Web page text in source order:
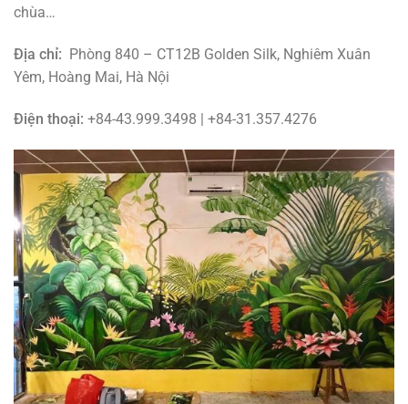
chùa…
Địa chỉ: Phòng 840 – CT12B Golden Silk, Nghiêm Xuân
Yêm, Hoàng Mai, Hà Nội
Điện thoại: +84-43.999.3498 | +84-31.357.4276